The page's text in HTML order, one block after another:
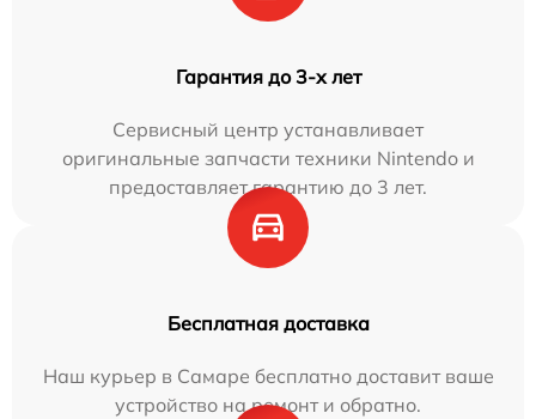
Гарантия до 3-х лет
Сервисный центр устанавливает
оригинальные запчасти техники Nintendo и
предоставляет гарантию до 3 лет.
Бесплатная доставка
Наш курьер в Самаре бесплатно доставит ваше
устройство на ремонт и обратно.